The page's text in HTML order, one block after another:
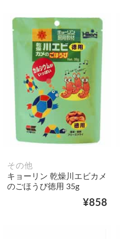
その他
キョーリン 乾燥川エビカメ
のごほうび徳用 35g
¥858